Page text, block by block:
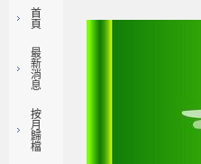
首
頁
最
新
消
息
按
月
歸
檔